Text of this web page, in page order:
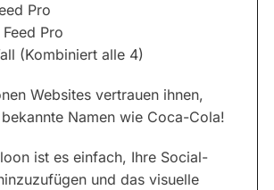
Pro
Pro
(Kombiniert alle 4)
Websites vertrauen ihnen,
Namen wie Coca-Cola!
ist es einfach, Ihre Social-
und das visuelle